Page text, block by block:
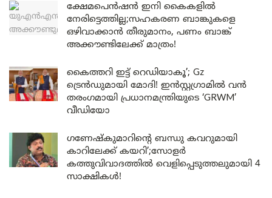
ക്ഷേമപെൻഷൻ ഇനി കൈകളിൽ
നേരിട്ടെത്തില്ല;സഹകരണ ബാങ്കുകളെ
ഒഴിവാക്കാൻ തീരുമാനം, പണം ബാങ്ക്
അക്കൗണ്ടിലേക്ക് മാത്രം!
കൈത്തറി ഇട്ട് റെഡിയാകൂ’; Gz
ട്രെൻഡുമായി മോദി! ഇൻസ്റ്റഗ്രാമിൽ വൻ
തരംഗമായി പ്രധാനമന്ത്രിയുടെ ‘GRWM’
വീഡിയോ
ഗണേഷ്കുമാറിന്റെ ബന്ധു കവറുമായി
കാറിലേക്ക് കയറി’;സോളർ
കത്തുവിവാദത്തിൽ വെളിപ്പെടുത്തലുമായി 4
സാക്ഷികൾ!